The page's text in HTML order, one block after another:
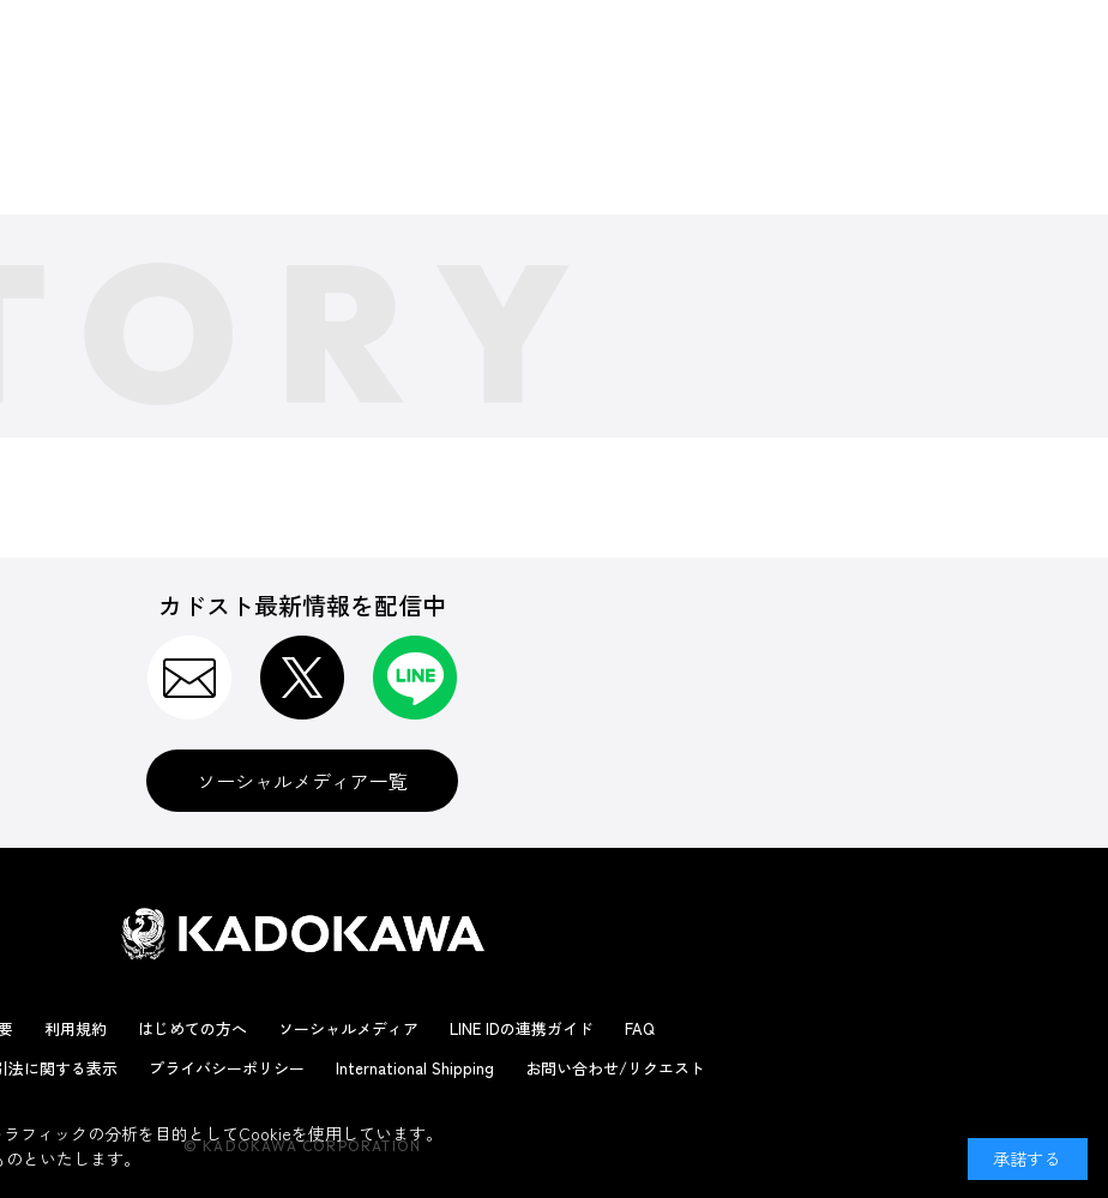
カドスト最新情報を配信中
ソーシャルメディア一覧
利用規約 はじめての方へ ソーシャルメディア LINE IDの連携ガイド
FAQ
法に関する表示
プライバシーポリシー International Shipping お問い合わせ/リクエスト
© KADOKAWA CORPORATION
フィックの分析を目的としてCookieを使用しています。
といたします。
承諾する